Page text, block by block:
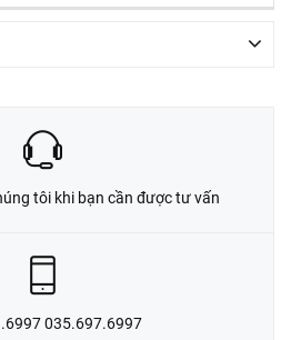
tôi khi bạn cần được tư vấn
035.697.6997